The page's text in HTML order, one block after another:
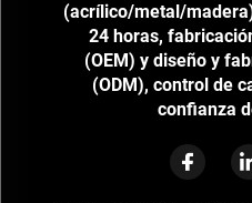
(acrílico/metal/
24 horas,
(OEM) y diseño y
(ODM), control de
confianza